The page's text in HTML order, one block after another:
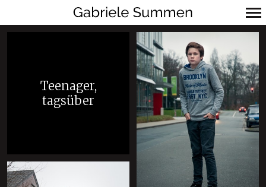
Primär-
Navigation
Teenager,
tagsüber
+